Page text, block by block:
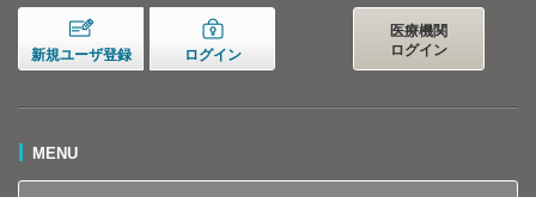
新規ユーザ登録 ログイン
医療機関
ログイン
MENU